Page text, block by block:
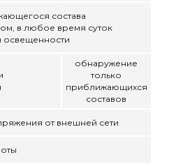
состава
в любое время суток
освещенности
обнаружение
только
приближающихся
составов
от внешней сети